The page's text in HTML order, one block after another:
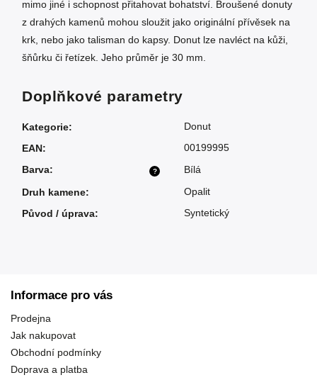
mimo jiné i schopnost přitahovat bohatství. Broušené donuty
z drahých kamenů mohou sloužit jako originální přívěsek na
krk, nebo jako talisman do kapsy. Donut lze navléct na kůži,
šňůrku či řetízek. Jeho průměr je 30 mm.
Doplňkové parametry
Kategorie:
Donut
EAN: 00199995
?
Barva:
Bílá
Druh kamene:
Opalit
Původ / úprava: Syntetický
Informace pro vás
Prodejna
Jak nakupovat
Obchodní podmínky
Doprava a platba